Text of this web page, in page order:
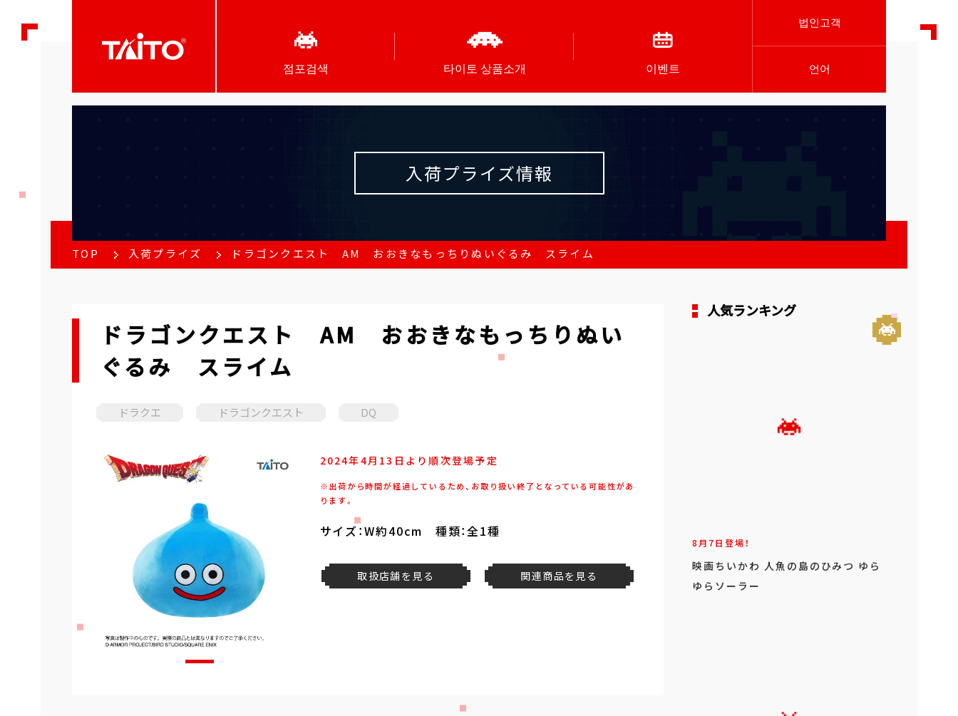
점포검색 타이토 상품소개 이벤트
법인고객
언어
入荷プライズ情報
TOP 入荷プライズ ドラゴンクエスト AM おおきなもっちりぬいぐるみ スライム
ドラゴンクエスト AM おおきなもっちりぬい
ぐるみ スライム
ドラクエ ドラゴンクエスト DQ
2024年4月13日より順次登場予定
※出荷から時間が経過しているため、お取り扱い終了となっている可能性があ
ります。
サイズ：W約40cm 種類：全1種
取扱店舗を見る 関連商品を見る
人気ランキング
8月7日登場！
映画ちいかわ 人魚の島のひみつ ゆら
ゆらソーラー